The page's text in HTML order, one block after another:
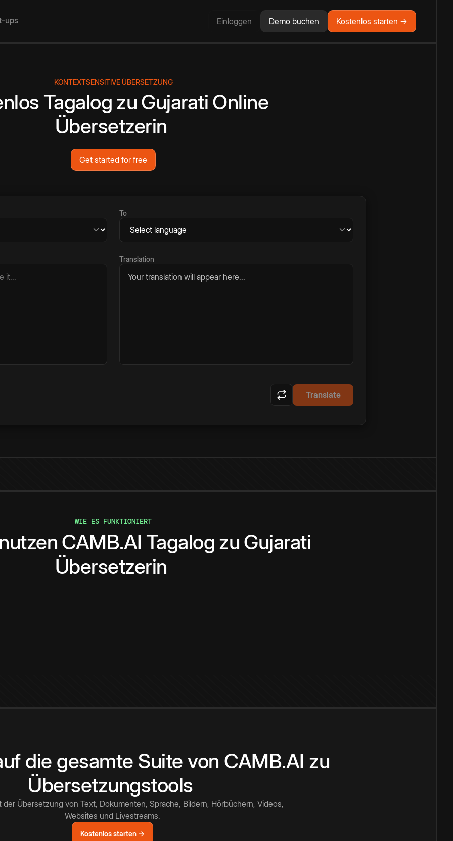
ups Einloggen Demo buchen Kostenlos starten →
KONTEXTSENSITIVE ÜBERSETZUNG
Tagalog zu Gujarati Online
Übersetzerin
Get started for free
To
Translation
Your translation will appear here...
Translate
WIE ES FUNKTIONIERT
CAMB.AI Tagalog zu Gujarati
Übersetzerin
die gesamte Suite von CAMB.AI zu
Übersetzungstools
der Übersetzung von Text, Dokumenten, Sprache, Bildern, Hörbüchern, Videos,
Websites und Livestreams.
Kostenlos starten →